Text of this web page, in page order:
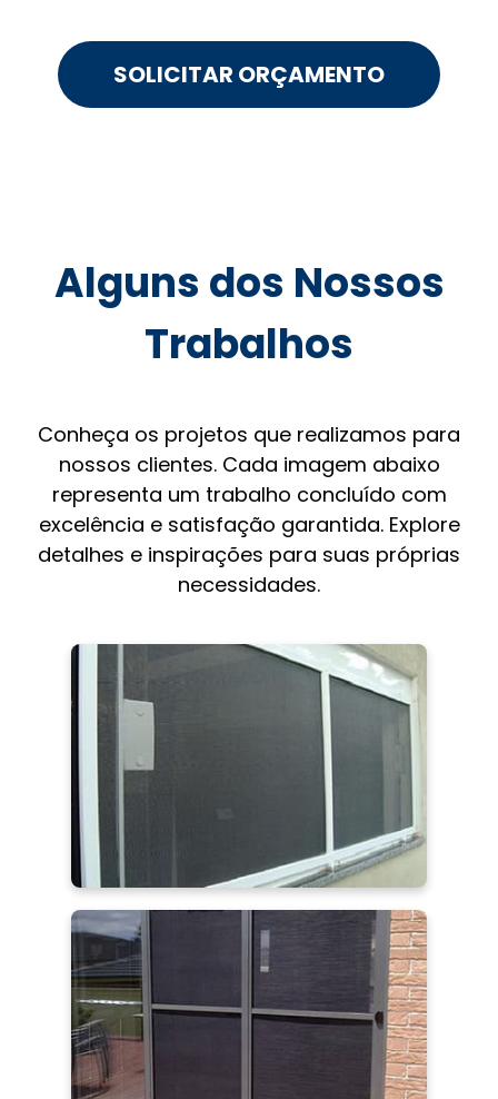
SOLICITAR ORÇAMENTO
Alguns dos Nossos
Trabalhos
Conheça os projetos que realizamos para
nossos clientes. Cada imagem abaixo
representa um trabalho concluído com
excelência e satisfação garantida. Explore
detalhes e inspirações para suas próprias
necessidades.